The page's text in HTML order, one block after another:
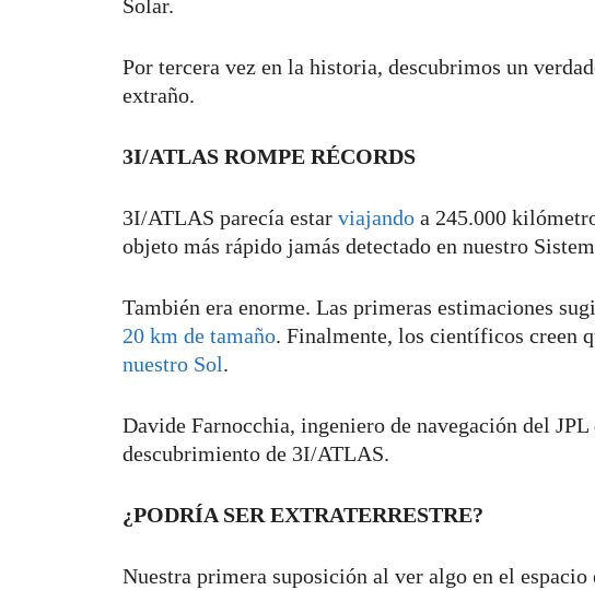
Solar.
Por tercera vez en la historia, descubrimos un
extraño.
3I/ATLAS ROMPE RÉCORDS
3I/ATLAS parecía estar viajando a 245.000
objeto más rápido jamás detectado en nuestro
También era enorme. Las primeras estimaciones
20 km de tamaño. Finalmente, los científicos creen
nuestro Sol.
Davide Farnocchia, ingeniero de navegación del
descubrimiento de 3I/ATLAS.
¿PODRÍA SER EXTRATERRESTRE?
Nuestra primera suposición al ver algo en el espacio